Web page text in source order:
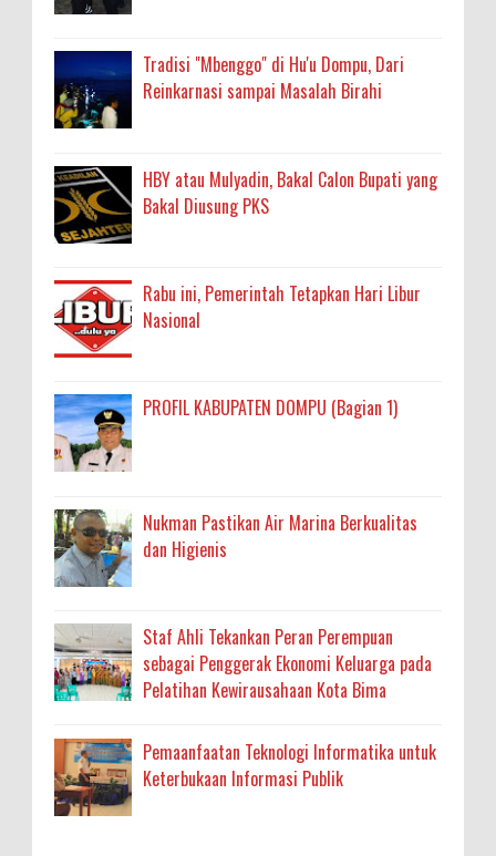
Tradisi "Mbenggo" di Hu'u Dompu, Dari
Reinkarnasi sampai Masalah Birahi
HBY atau Mulyadin, Bakal Calon Bupati yang
Bakal Diusung PKS
Rabu ini, Pemerintah Tetapkan Hari Libur
Nasional
PROFIL KABUPATEN DOMPU (Bagian 1)
Nukman Pastikan Air Marina Berkualitas
dan Higienis
Staf Ahli Tekankan Peran Perempuan
sebagai Penggerak Ekonomi Keluarga pada
Pelatihan Kewirausahaan Kota Bima
Pemaanfaatan Teknologi Informatika untuk
Keterbukaan Informasi Publik